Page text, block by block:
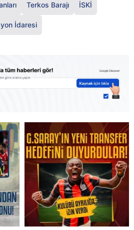
Terkos Barajı İSKİ
İdaresi